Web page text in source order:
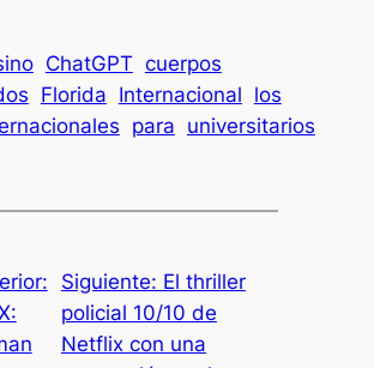
ChatGPT cuerpos
Florida Internacional los
para universitarios
Siguiente: El thriller
policial 10/10 de
Netflix con una